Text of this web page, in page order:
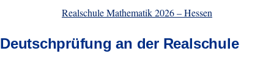
Realschule Mathematik 2026 – Hessen
Deutschprüfung an der Realschule